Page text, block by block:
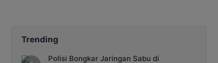
Trending
Polisi Bongkar Jaringan Sabu di